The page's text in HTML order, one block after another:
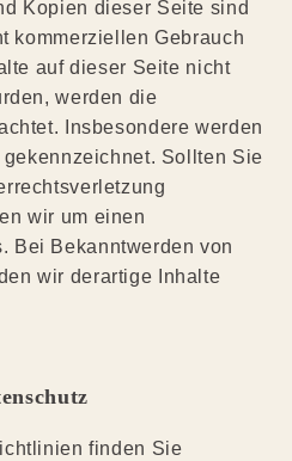
Kopien dieser Seite sind
kommerziellen Gebrauch
auf dieser Seite nicht
werden die
Insbesondere werden
Sollten Sie
wir um einen
Bei Bekanntwerden von
wir derartige Inhalte
finden Sie